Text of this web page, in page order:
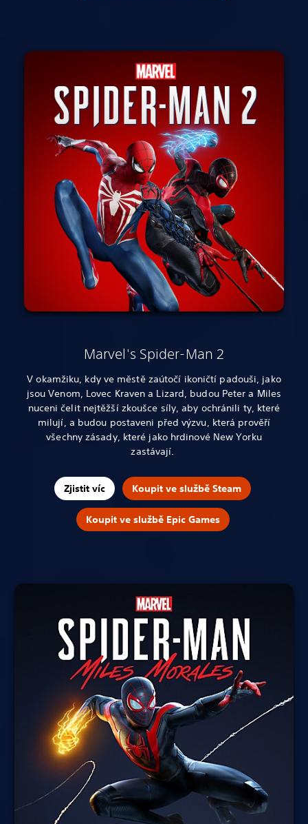
Marvel's Spider-Man 2
V okamžiku, kdy ve městě zaútočí ikoničtí padouši, jako
jsou Venom, Lovec Kraven a Lizard, budou Peter a Miles
nuceni čelit nejtěžší zkoušce síly, aby ochránili ty, které
milují, a budou postaveni před výzvu, která prověří
všechny zásady, které jako hrdinové New Yorku
zastávají.
Zjistit víc Koupit ve službě Steam
Koupit ve službě Epic Games